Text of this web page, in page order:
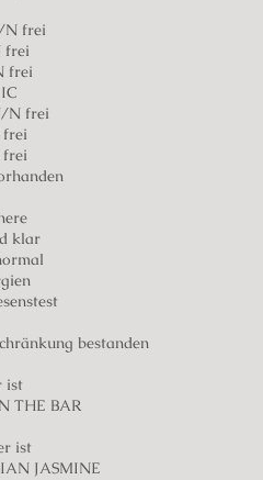
N frei
frei
frei
N frei
klar
bestanden
ist
THE BAR
ist
JASMINE